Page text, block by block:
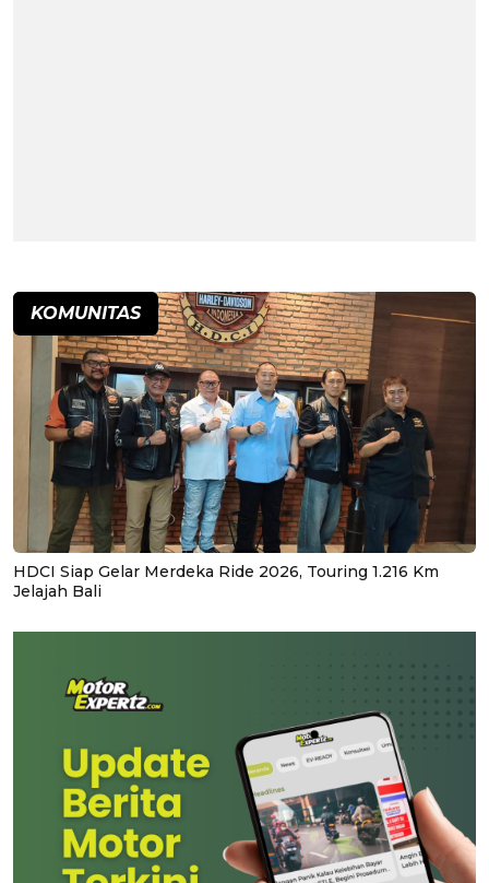
KOMUNITAS
HDCI Siap Gelar Merdeka Ride 2026, Touring 1.216 Km
Jelajah Bali